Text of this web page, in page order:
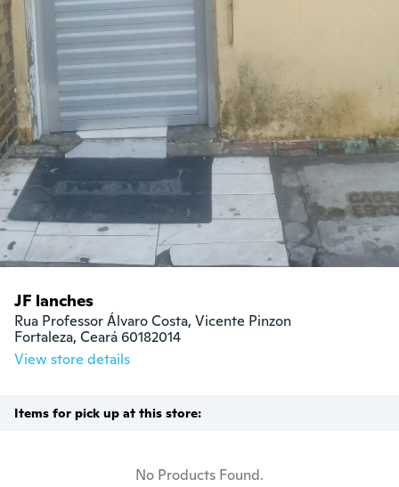
JF lanches
Rua Professor Álvaro Costa, Vicente Pinzon
Fortaleza, Ceará 60182014
View store details
Items for pick up at this store:
No Products Found.